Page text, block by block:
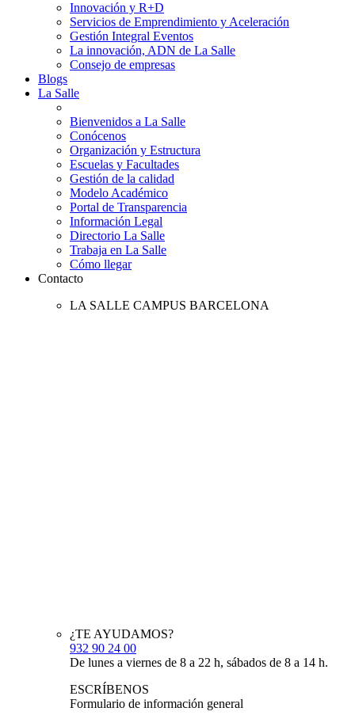
Innovación y R+D
Servicios de Emprendimiento y Aceleración
Gestión Integral Eventos
La innovación, ADN de La Salle
Consejo de empresas
Blogs
La Salle
Bienvenidos a La Salle
Conócenos
Organización y Estructura
Escuelas y Facultades
Gestión de la calidad
Modelo Académico
Portal de Transparencia
Información Legal
Directorio La Salle
Trabaja en La Salle
Cómo llegar
Contacto
LA SALLE CAMPUS BARCELONA
¿TE AYUDAMOS?
932 90 24 00
De lunes a viernes de 8 a 22 h, sábados de 8 a 14 h.
ESCRÍBENOS
Formulario de información general